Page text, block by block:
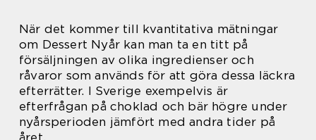
När det kommer till kvantitativa mätningar
om Dessert Nyår kan man ta en titt på
försäljningen av olika ingredienser och
råvaror som används för att göra dessa läckra
efterrätter. I Sverige exempelvis är
efterfrågan på choklad och bär högre under
nyårsperioden jämfört med andra tider på
året.